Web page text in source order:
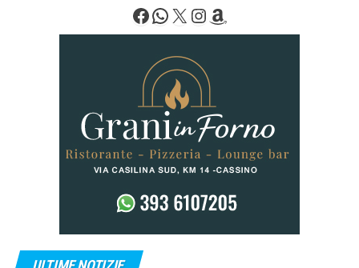
Facebook
WhatsApp
X Instagram
Amazon